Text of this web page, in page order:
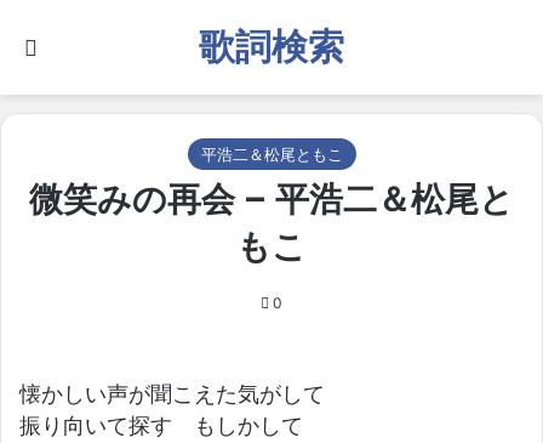
歌詞検索
平浩二＆松尾ともこ
微笑みの再会 – 平浩二＆松尾と
もこ
0
懐かしい声が聞こえた気がして
振り向いて探す もしかして